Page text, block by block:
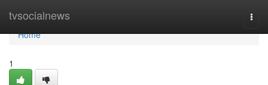
tvsocialnews
Home
Home
1